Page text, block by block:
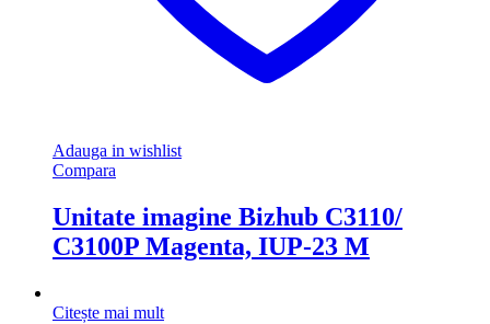
Adauga in wishlist
Compara
Unitate imagine Bizhub C3110/
C3100P Magenta, IUP-23 M
Citește mai mult